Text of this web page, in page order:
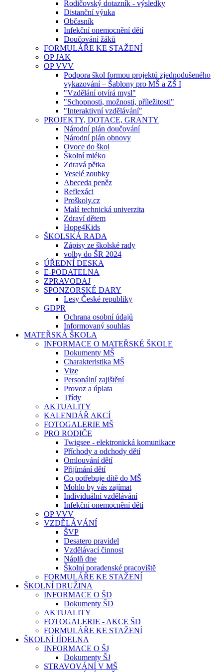
Rodičovský dotazník - výsledky
Distanční výuka
Občasník
Infekční onemocnění dětí
Doučování žáků
FORMULÁŘE KE STAŽENÍ
OP JAK
OP VVV
Podpora škol formou projektů zjednodušeného
vykazování – Šablony pro MŠ a ZŠ I
"Vzdělání otvírá mysl"
"Schopnosti, možnosti, příležitosti"
"Interaktivní vzdělávání"
PROJEKTY, DOTACE, GRANTY
Národní plán doučování
Národní plán obnovy
Ovoce do škol
Školní mléko
Zdravá pětka
Veselé zoubky
Abeceda peněz
Reflexáci
Proškoly.cz
Malá technická univerzita
Zdraví dětem
Hope4Kids
ŠKOLSKÁ RADA
Zápisy ze školské rady
volby do ŠR 2024
ÚŘEDNÍ DESKA
E-PODATELNA
ZPRAVODAJ
SPONZORSKÉ DARY
Lesy České republiky
GDPR
Ochrana osobní údajů
Informovaný souhlas
MATEŘSKÁ ŠKOLA
INFORMACE O MATEŘSKÉ ŠKOLE
Dokumenty MŠ
Charakteristika MŠ
Vize
Personální zajištění
Provoz a úplata
Třídy
AKTUALITY
KALENDÁŘ AKCÍ
FOTOGALERIE MŠ
PRO RODIČE
Twigsee - elektronická komunikace
Příchody a odchody dětí
Omlouvání dětí
Přijímání dětí
Co potřebuje dítě do MŠ
Mohlo by vás zajímat
Individuální vzdělávání
Infekční onemocnění dětí
OP VVV
VZDĚLÁVÁNÍ
ŠVP
Desatero pravidel
Vzdělávací činnost
Náplň dne
Školní poradenské pracoviště
FORMULÁŘE KE STAŽENÍ
ŠKOLNÍ DRUŽINA
INFORMACE O ŠD
Dokumenty ŠD
AKTUALITY
FOTOGALERIE - AKCE ŠD
FORMULÁŘE KE STAŽENÍ
ŠKOLNÍ JÍDELNA
INFORMACE O ŠJ
Dokumenty ŠJ
STRAVOVÁNÍ V MŠ